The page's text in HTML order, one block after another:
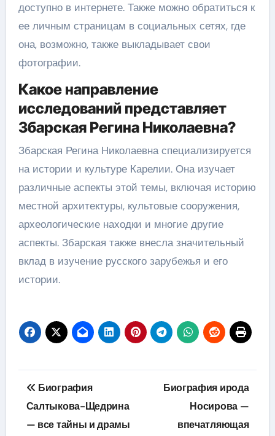
доступно в интернете. Также можно обратиться к
ее личным страницам в социальных сетях, где
она, возможно, также выкладывает свои
фотографии.
Какое направление
исследований представляет
Збарская Регина Николаевна?
Збарская Регина Николаевна специализируется
на истории и культуре Карелии. Она изучает
различные аспекты этой темы, включая историю
местной архитектуры, культовые сооружения,
археологические находки и многие другие
аспекты. Збарская также внесла значительный
вклад в изучение русского зарубежья и его
истории.
Навигация
по
Биография
Салтыкова-Щедрина
— все тайны и драмы
Биография ирода
Носирова —
впечатляющая